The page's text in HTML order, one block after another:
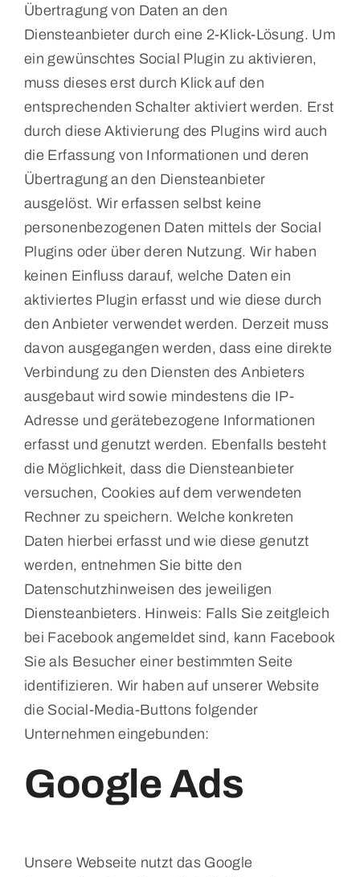
Übertragung von Daten an den
Diensteanbieter durch eine 2-Klick-Lösung. Um
ein gewünschtes Social Plugin zu aktivieren,
muss dieses erst durch Klick auf den
entsprechenden Schalter aktiviert werden. Erst
durch diese Aktivierung des Plugins wird auch
die Erfassung von Informationen und deren
Übertragung an den Diensteanbieter
ausgelöst. Wir erfassen selbst keine
personenbezogenen Daten mittels der Social
Plugins oder über deren Nutzung. Wir haben
keinen Einfluss darauf, welche Daten ein
aktiviertes Plugin erfasst und wie diese durch
den Anbieter verwendet werden. Derzeit muss
davon ausgegangen werden, dass eine direkte
Verbindung zu den Diensten des Anbieters
ausgebaut wird sowie mindestens die IP-
Adresse und gerätebezogene Informationen
erfasst und genutzt werden. Ebenfalls besteht
die Möglichkeit, dass die Diensteanbieter
versuchen, Cookies auf dem verwendeten
Rechner zu speichern. Welche konkreten
Daten hierbei erfasst und wie diese genutzt
werden, entnehmen Sie bitte den
Datenschutzhinweisen des jeweiligen
Diensteanbieters. Hinweis: Falls Sie zeitgleich
bei Facebook angemeldet sind, kann Facebook
Sie als Besucher einer bestimmten Seite
identifizieren. Wir haben auf unserer Website
die Social-Media-Buttons folgender
Unternehmen eingebunden:
Google Ads
Unsere Webseite nutzt das Google